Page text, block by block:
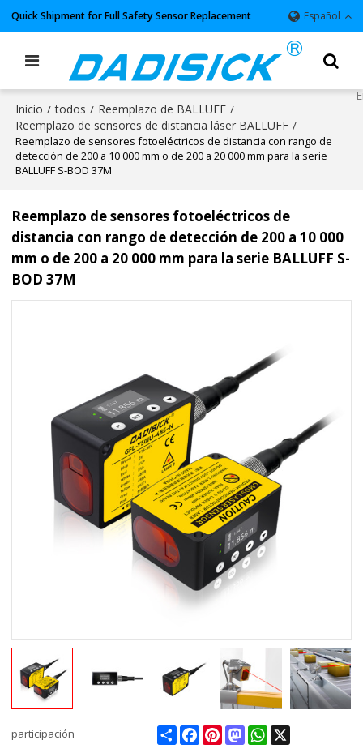
Quick Shipment for Full Safety Sensor Replacement Español
Inicio / todos / Reemplazo de BALLUFF /
Reemplazo de sensores de distancia láser BALLUFF /
Reemplazo de sensores fotoeléctricos de distancia con rango de
detección de 200 a 10 000 mm o de 200 a 20 000 mm para la serie
BALLUFF S-BOD 37M
Reemplazo de sensores fotoeléctricos de
distancia con rango de detección de 200 a 10 000
mm o de 200 a 20 000 mm para la serie BALLUFF S-
BOD 37M
participación ShareFacebookPinterestMastodonWhatsApp